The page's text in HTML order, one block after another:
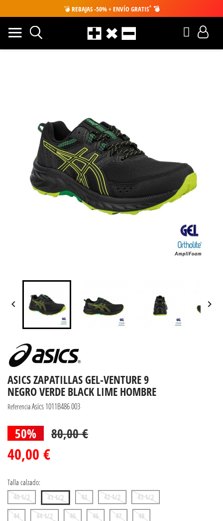
💣 REBAJAS -50% + ENVÍO GRATIS* 💣
 
ASICS ZAPATILLAS GEL-VENTURE 9
NEGRO VERDE BLACK LIME HOMBRE
ReferenciaAsics 1011B486 003
50% 80,00 €
40,00 €
Talla calzado:
40 1/2 41 1/2 42 42 1/2
43 1/2
44
44 1/2 45 46 47
48